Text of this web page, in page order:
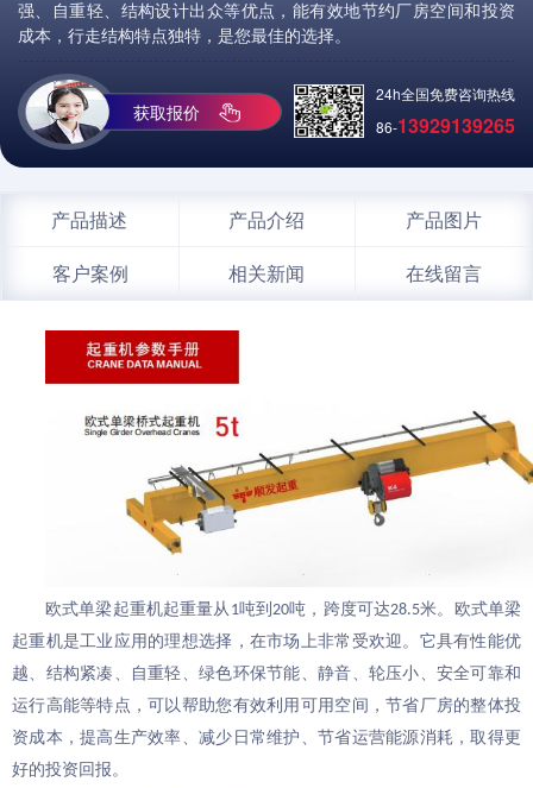
强、自重轻、结构设计出众等优点，能有效地节约厂房空间和投资
成本，行走结构特点独特，是您最佳的选择。
获取报价
24h全国免费咨询热线
86-13929139265
产品描述 产品介绍
产品图片
客户案例
相关新闻 在线留言
欧式单梁 起重机起重量从 1吨到 20吨，跨度可达28.5米。 欧式单梁
起重机是工业应用的理想选择，在市场上非常受欢迎。它具有性能优
越、结构紧凑、自重轻、绿色环保节能、静音、 轮压小 、安全可靠和
运行高能等特点，可以帮助您有效利用可用空间，节省厂房的整体投
资成本 ，提高生产效率、减少日常维护、节省运营能源消耗，取得更
好的投资回报。